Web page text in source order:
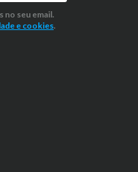
no seu email.
e cookies.